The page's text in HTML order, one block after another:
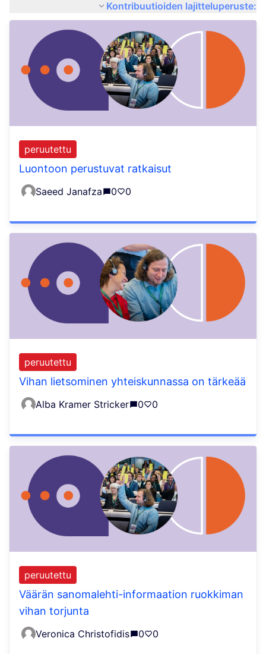
Kontribuutioiden lajitteluperuste:
Luontoon perustuvat ratkaisut
peruutettu
Saeed Janafza 0 0
Vihan lietsominen yhteiskunnassa on tärkeää
peruutettu
Alba Kramer Stricker 0 0
Väärän sanomalehti-informaation ruokkiman
vihan torjunta
peruutettu
Veronica Christofidis 0 0